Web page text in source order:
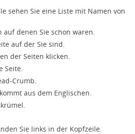
sehen Sie eine Liste mit Namen von
auf denen Sie schon waren.
auf der Sie sind.
der Seiten klicken.
Seite.
Crumb.
aus dem Englischen.
Sie links in der Kopfzeile.